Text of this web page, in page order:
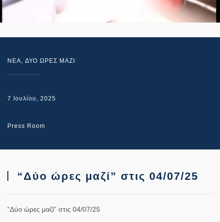
NEA, ΔΥΟ ΩΡΕΣ ΜΑΖΙ
7 Ιουλίου, 2025
Press Room
“Δύο ώρες μαζί” στις 04/07/25
“Δύο ώρες μαζί” στις 04/07/25